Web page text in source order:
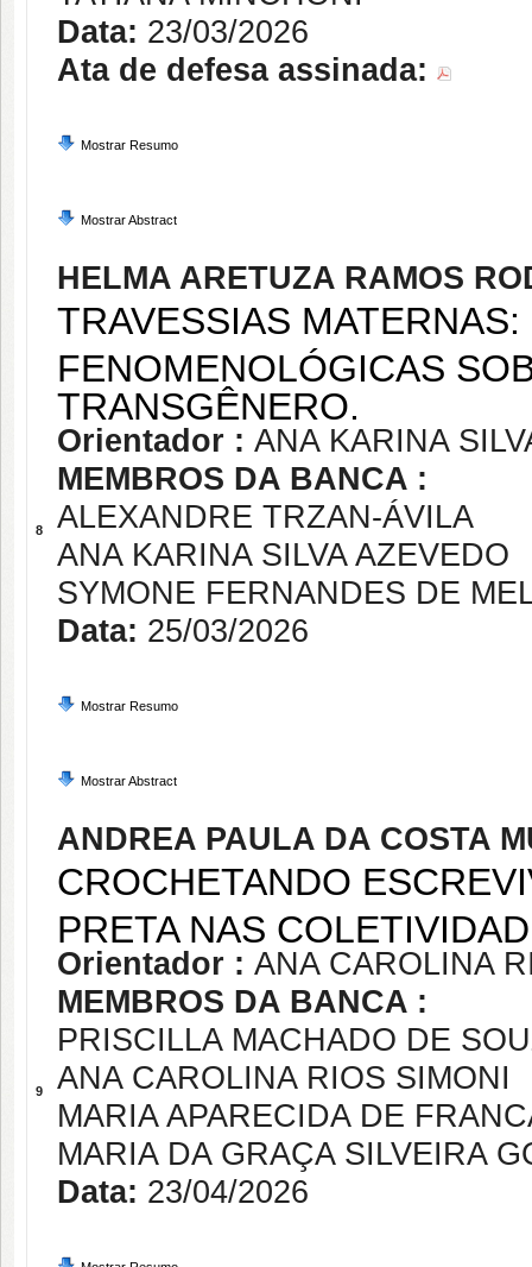
Data: 23/03/2026
Ata de defesa assinada:
Mostrar Resumo
Mostrar Abstract
8
HELMA ARETUZA RAMOS
TRAVESSIAS
FENOMENOLÓGICAS
TRANSGÊNERO.
Orientador : ANA KARINA
MEMBROS DA BANCA :
ALEXANDRE TRZAN-ÁVILA
ANA KARINA SILVA AZEVEDO
SYMONE FERNANDES DE
Data: 25/03/2026
Mostrar Resumo
Mostrar Abstract
9
ANDREA PAULA DA COSTA
CROCHETANDO
PRETA NAS
Orientador : ANA CAROLINA
MEMBROS DA BANCA :
PRISCILLA MACHADO DE
ANA CAROLINA RIOS SIMONI
MARIA APARECIDA DE
MARIA DA GRAÇA SILVEIRA
Data: 23/04/2026